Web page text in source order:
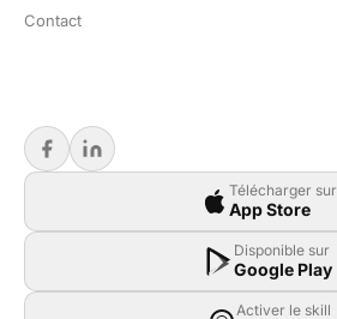
Contact
Télécharger sur
App Store
Disponible sur
Google Play
Activer le skill